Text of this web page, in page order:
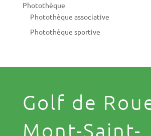
Photothèque
Photothèque associative
Photothèque sportive
Golf de
Mont-Saint-